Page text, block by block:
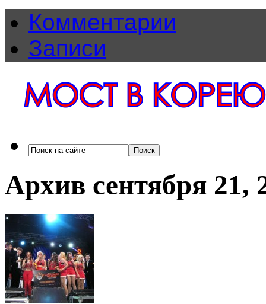
Комментарии
Записи
Архив сентября 21,